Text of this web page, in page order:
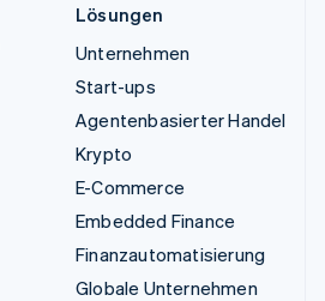
Lösungen
Unternehmen
Start-ups
Agentenbasierter Handel
Krypto
E-Commerce
Embedded Finance
Finanzautomatisierung
Globale Unternehmen